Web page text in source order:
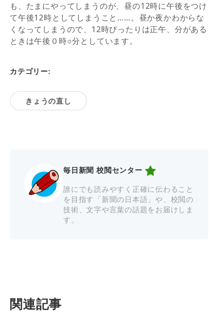
も、たまにやってしまうのが、昼の12時に午後をつけ
て午後12時としてしまうこと……。昼か夜かわからな
くなってしまうので、12時ぴったりは正午、分がある
ときは午後０時○分としています。
カテゴリー:
きょうの直し
毎日新聞 校閲センター
誰にでも読みやすく正確に伝わること
を目指す「新聞の日本語」や、校閲の
技術、文字や言葉の話題をお届けしま
す。
関連記事